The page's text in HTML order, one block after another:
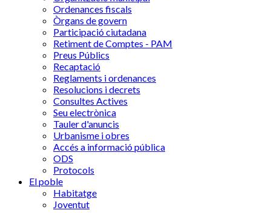
Ordenances fiscals
Òrgans de govern
Participació ciutadana
Retiment de Comptes - PAM
Preus Públics
Recaptació
Reglaments i ordenances
Resolucions i decrets
Consultes Actives
Seu electrònica
Tauler d'anuncis
Urbanisme i obres
Accés a informació pública
ODS
Protocols
El poble
Habitatge
Joventut